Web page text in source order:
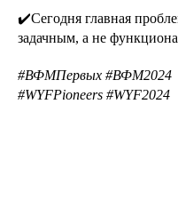
✔️Сегодня главная
задачным, а не
#ВФМПервых #ВФМ2024
#WYFPioneers #WYF2024